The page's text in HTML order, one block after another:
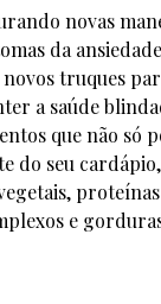
novas
da
truques
a saúde
que não só
do seu
e